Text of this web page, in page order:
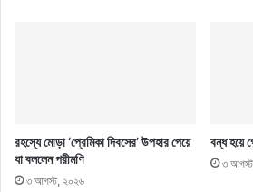
রহস্যে মোড়া ‘প্রেমিকা দিবসের’ উপহার পেয়ে
যা বললেন পরীমণি
৩ আগস্ট, ২০২৬
বন্ধ হয়ে
৩